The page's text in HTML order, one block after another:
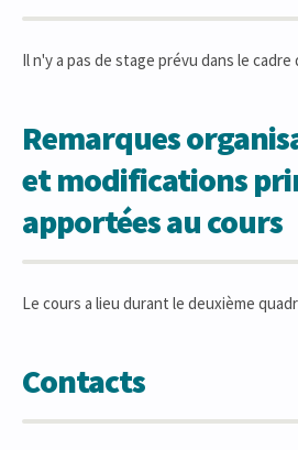
Il n'y a pas de stage prévu dans le cadre
Remarques
et modifications
apportées au cours
Le cours a lieu durant le deuxième
Contacts